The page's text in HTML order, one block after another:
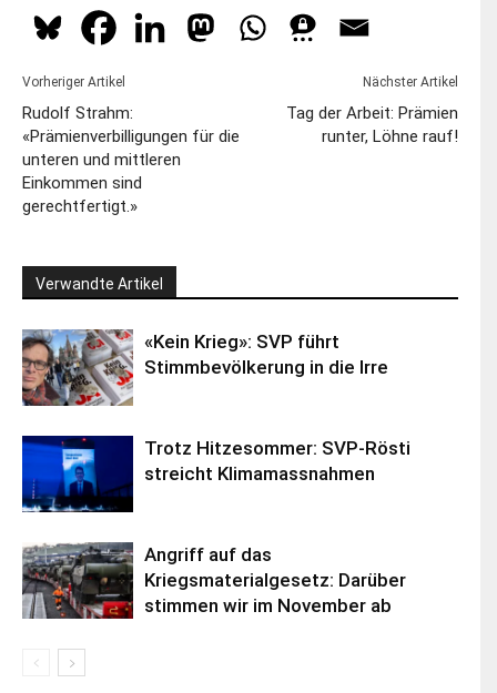
Vorheriger Artikel
Rudolf Strahm:
«Prämienverbilligungen für die
unteren und mittleren
Einkommen sind
gerechtfertigt.»
Nächster Artikel
Tag der Arbeit: Prämien
runter, Löhne rauf!
Verwandte Artikel
«Kein Krieg»: SVP führt
Stimmbevölkerung in die Irre
Trotz Hitzesommer: SVP-Rösti
streicht Klimamassnahmen
Angriff auf das
Kriegsmaterialgesetz: Darüber
stimmen wir im November ab